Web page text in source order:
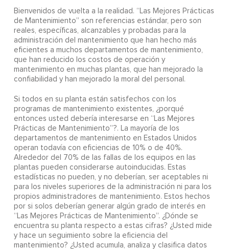
Bienvenidos de vuelta a la realidad. “Las Mejores Prácticas
de Mantenimiento” son referencias estándar, pero son
reales, específicas, alcanzables y probadas para la
administración del mantenimiento que han hecho más
eficientes a muchos departamentos de mantenimiento,
que han reducido los costos de operación y
mantenimiento en muchas plantas, que han mejorado la
confiabilidad y han mejorado la moral del personal.
Si todos en su planta están satisfechos con los
programas de mantenimiento existentes, ¿porqué
entonces usted debería interesarse en “Las Mejores
Prácticas de Mantenimiento”?. La mayoría de los
departamentos de mantenimiento en Estados Unidos
operan todavía con eficiencias de 10% o de 40%.
Alrededor del 70% de las fallas de los equipos en las
plantas pueden considerarse autoinducidas. Estas
estadísticas no pueden, y no deberían, ser aceptables ni
para los niveles superiores de la administración ni para los
propios administradores de mantenimiento. Estos hechos
por si solos deberían generar algún grado de interés en
“Las Mejores Prácticas de Mantenimiento”. ¿Dónde se
encuentra su planta respecto a estas cifras? ¿Usted mide
y hace un seguimiento sobre la eficiencia del
mantenimiento? ¿Usted acumula, analiza y clasifica datos